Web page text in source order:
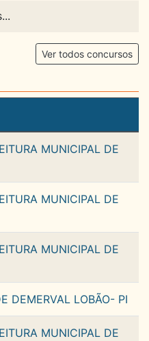
Ver todos concursos
MUNICIPAL DE
MUNICIPAL DE
MUNICIPAL DE
DEMERVAL LOBÃO- PI
MUNICIPAL DE